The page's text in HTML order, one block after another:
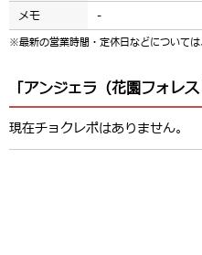
メモ
-
※最新の営業時間・定休日などについては
「アンジェラ（花園フォレ
現在チョクレポはありません。